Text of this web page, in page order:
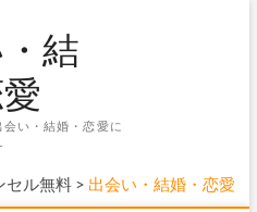
結
い・結婚・恋愛に
セル無料 > 出会い・結婚・恋愛